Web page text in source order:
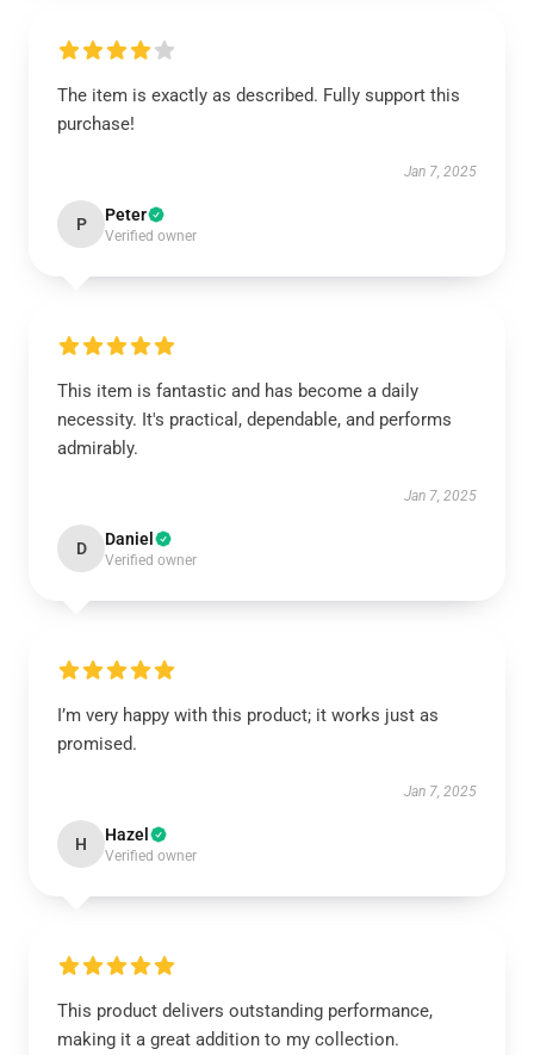
The item is exactly as described. Fully support this
purchase!
Jan 7, 2025
P Peter
Verified owner
This item is fantastic and has become a daily
necessity. It's practical, dependable, and performs
admirably.
Jan 7, 2025
D Daniel
Verified owner
I’m very happy with this product; it works just as
promised.
Jan 7, 2025
H Hazel
Verified owner
This product delivers outstanding performance,
making it a great addition to my collection.